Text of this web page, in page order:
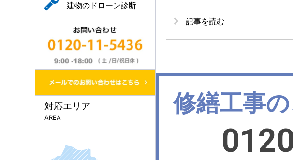
記事を読む
修繕工事
建物のドローン診断
対応エリア
AREA